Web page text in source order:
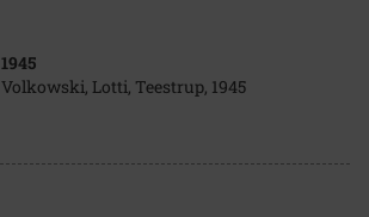
1945
Volkowski, Lotti, Teestrup, 1945